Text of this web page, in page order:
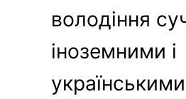
володіння
іноземними і
українськими